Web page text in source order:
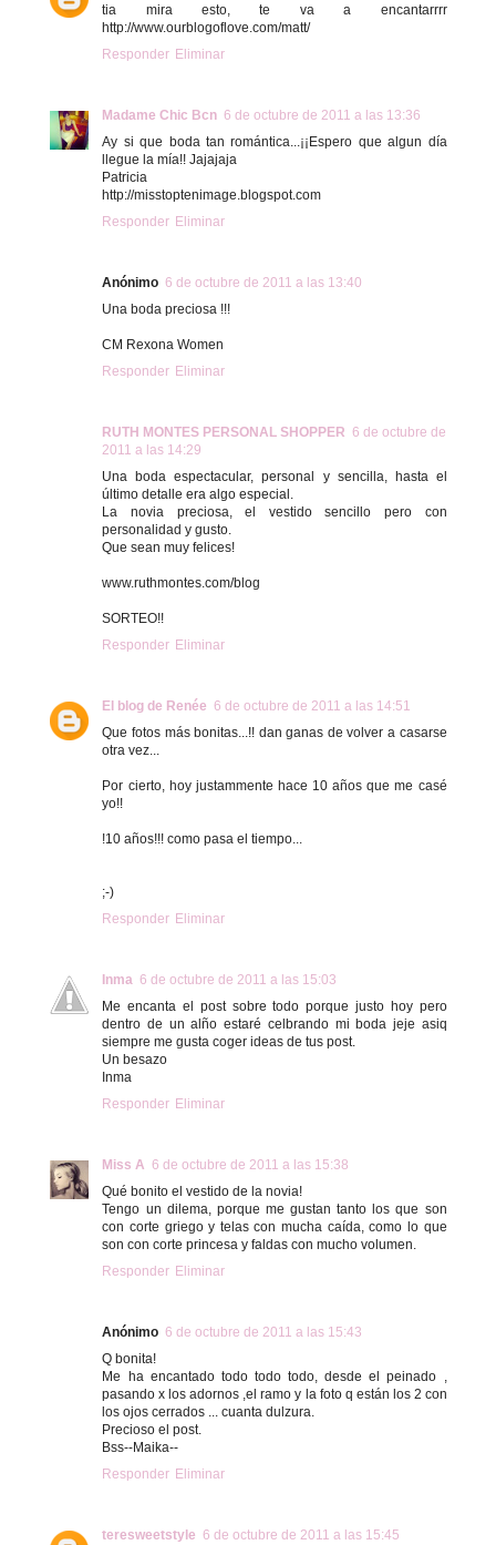
tia mira esto, te va a encantarrrr
http://www.ourblogoflove.com/matt/
Responder Eliminar
Madame Chic Bcn 6 de octubre de 2011 a las 13:36
Ay si que boda tan romántica...¡¡Espero que algun día
llegue la mía!! Jajajaja
Patricia
http://misstoptenimage.blogspot.com
Responder Eliminar
Anónimo 6 de octubre de 2011 a las 13:40
Una boda preciosa !!!
CM Rexona Women
Responder Eliminar
RUTH MONTES PERSONAL SHOPPER 6 de octubre de
2011 a las 14:29
Una boda espectacular, personal y sencilla, hasta el
último detalle era algo especial.
La novia preciosa, el vestido sencillo pero con
personalidad y gusto.
Que sean muy felices!
www.ruthmontes.com/blog
SORTEO!!
Responder Eliminar
El blog de Renée 6 de octubre de 2011 a las 14:51
Que fotos más bonitas...!! dan ganas de volver a casarse
otra vez...
Por cierto, hoy justammente hace 10 años que me casé
yo!!
!10 años!!! como pasa el tiempo...
;-)
Responder Eliminar
Inma 6 de octubre de 2011 a las 15:03
Me encanta el post sobre todo porque justo hoy pero
dentro de un alño estaré celbrando mi boda jeje asiq
siempre me gusta coger ideas de tus post.
Un besazo
Inma
Responder Eliminar
Miss A 6 de octubre de 2011 a las 15:38
Qué bonito el vestido de la novia!
Tengo un dilema, porque me gustan tanto los que son
con corte griego y telas con mucha caída, como lo que
son con corte princesa y faldas con mucho volumen.
Responder Eliminar
Anónimo 6 de octubre de 2011 a las 15:43
Q bonita!
Me ha encantado todo todo todo, desde el peinado ,
pasando x los adornos ,el ramo y la foto q están los 2 con
los ojos cerrados ... cuanta dulzura.
Precioso el post.
Bss--Maika--
Responder Eliminar
teresweetstyle 6 de octubre de 2011 a las 15:45